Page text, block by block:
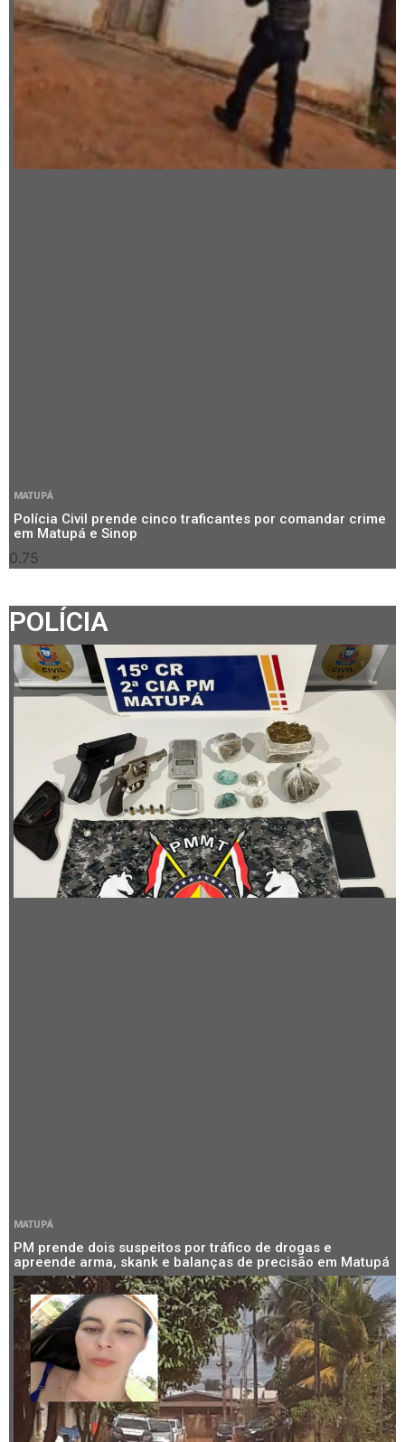
MATUPÁ
Polícia Civil prende cinco traficantes por comandar crime
em Matupá e Sinop
POLÍCIA
MATUPÁ
PM prende dois suspeitos por tráfico de drogas e
apreende arma, skank e balanças de precisão em Matupá